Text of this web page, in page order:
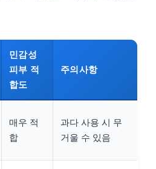
민감성
피부 적
합도
주의사항
매우 적
합
과다 사용 시 무
거울 수 있음